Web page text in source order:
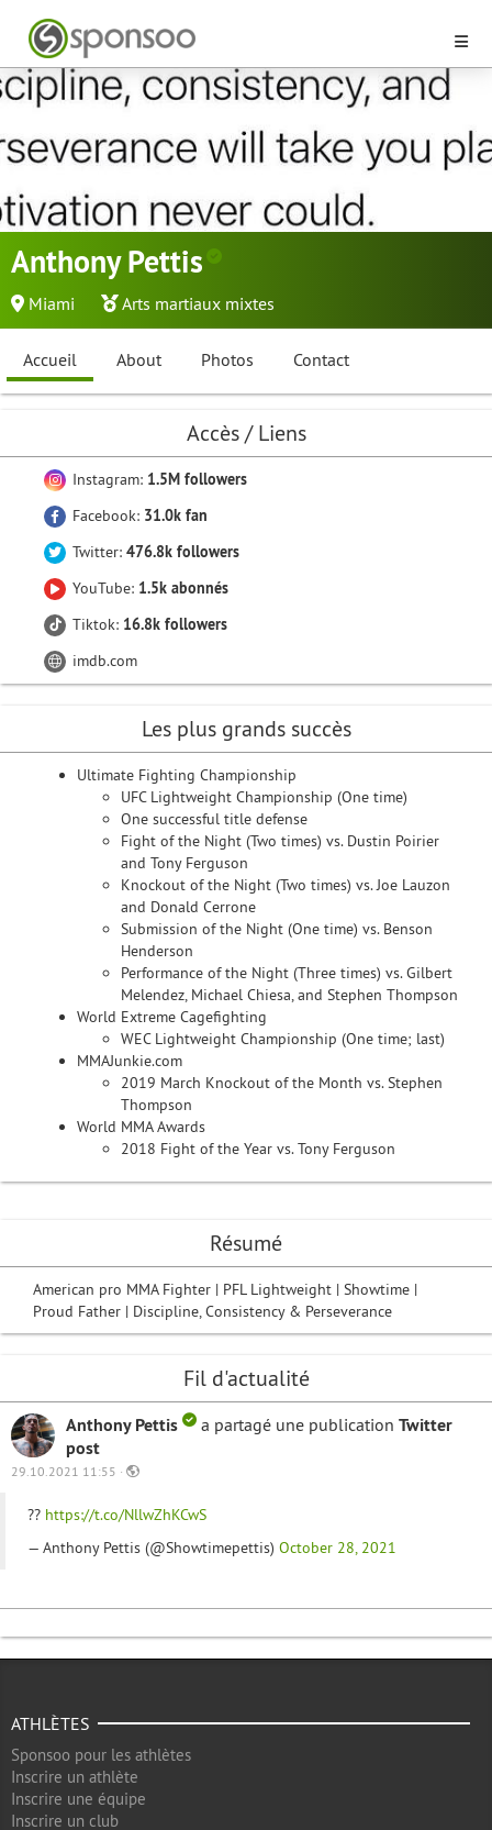
Anthony Pettis
Miami Arts martiaux mixtes
Accueil About Photos Contact
Résumé
American pro MMA Fighter | PFL Lightweight | Showtime |
Proud Father | Discipline, Consistency & Perseverance
Fil d'actualité
Anthony Pettis a partagé une publication Twitter
post
29.10.2021 11:55 ·
?? https://t.co/NllwZhKCwS
— Anthony Pettis (@Showtimepettis) October 28, 2021
Accès / Liens
Instagram: 1.5M followers
Facebook: 31.0k fan
Twitter: 476.8k followers
YouTube: 1.5k abonnés
Tiktok: 16.8k followers
imdb.com
Les plus grands succès
Ultimate Fighting Championship
UFC Lightweight Championship (One time)
One successful title defense
Fight of the Night (Two times) vs. Dustin Poirier
and Tony Ferguson
Knockout of the Night (Two times) vs. Joe Lauzon
and Donald Cerrone
Submission of the Night (One time) vs. Benson
Henderson
Performance of the Night (Three times) vs. Gilbert
Melendez, Michael Chiesa, and Stephen Thompson
World Extreme Cagefighting
WEC Lightweight Championship (One time; last)
MMAJunkie.com
2019 March Knockout of the Month vs. Stephen
Thompson
World MMA Awards
2018 Fight of the Year vs. Tony Ferguson
ATHLÈTES
Sponsoo pour les athlètes
Inscrire un athlète
Inscrire une équipe
Inscrire un club